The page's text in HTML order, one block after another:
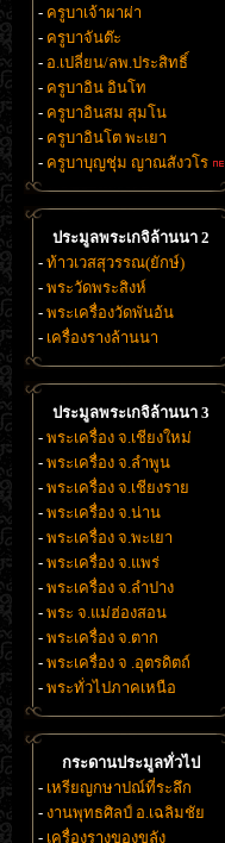
- ครูบาเจ้าผาผ่า
- ครูบาจันต๊ะ
- อ.เปลี่ยน/ลพ.ประสิทธิ์
- ครูบาอิน อินโท
- ครูบาอินสม สุมโน
- ครูบาอินโต พะเยา
- ครูบาบุญชุ่ม ญาณสังวโร
ประมูลพระเกจิล้านนา 2
- ท้าวเวสสุวรรณ(ยักษ์)
- พระวัดพระสิงห์
- พระเครื่องวัดพันอ้น
- เครื่องรางล้านนา
ประมูลพระเกจิล้านนา 3
- พระเครื่อง จ.เชียงใหม่
- พระเครื่อง จ.ลำพูน
- พระเครื่อง จ.เชียงราย
- พระเครื่อง จ.น่าน
- พระเครื่อง จ.พะเยา
- พระเครื่อง จ.แพร่
- พระเครื่อง จ.ลำปาง
- พระ จ.แม่ฮ่องสอน
- พระเครื่อง จ.ตาก
- พระเครื่อง จ .อุตรดิตถ์
- พระทั่วไปภาคเหนือ
กระดานประมูลทั่วไป
- เหรียญกษาปณ์ที่ระลึก
- งานพุทธศิลป์ อ.เฉลิมชัย
- เครื่องรางของขลัง